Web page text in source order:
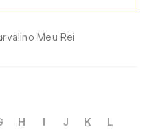
Meu Rei
H I J K
L